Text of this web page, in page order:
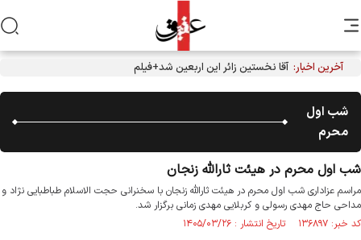
آخرین اخبار: آقا نخستین زائر این اربعین شد+فیلم
شب اول
محرم
شب اول محرم در هیئت ثارالله زنجان
مراسم عزاداری شب اول محرم در هیئت ثارالله زنجان با سخنرانی حجت الاسلام طباطبایی نژاد و
مداحی حاج مهدی رسولی و کربلایی مهدی زمانی برگزار شد.
کد خبر: ۱۳۶۸۹۷ تاریخ انتشار : ۱۴۰۵/۰۳/۲۶